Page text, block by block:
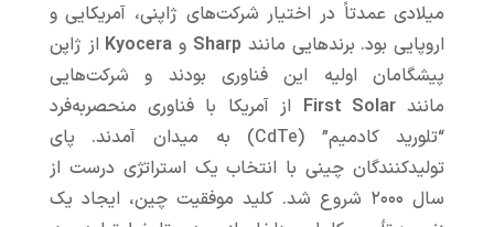
میلادی عمدتاً در اختیار شرکت‌های ژاپنی، آمریکایی و
اروپایی بود. برندهایی مانند Sharp و Kyocera از ژاپن
پیشگامان اولیه این فناوری بودند و شرکت‌هایی
مانندFirst Solar از آمریکا با فناوری منحصربه‌فرد
“تلورید کادمیم” (CdTe) به میدان آمدند. پای
تولیدکنندگان چینی با انتخاب یک استراتژی درست از
سال ۲۰۰۰ شروع شد. کلید موفقیت چین، ایجاد یک